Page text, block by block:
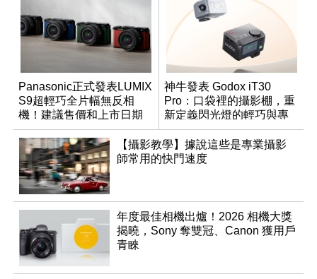
Panasonic正式發表LUMIX
S9超輕巧全片幅無反相
機！建議售價和上市日期
出爐
神牛發表 Godox iT30
Pro：口袋裡的攝影棚，重
新定義閃光燈的輕巧與專
業
【攝影教學】據說這些是專業攝影
師常用的快門速度
年度最佳相機出爐！2026 相機大獎
揭曉，Sony 奪雙冠、Canon 獲用戶
青睞